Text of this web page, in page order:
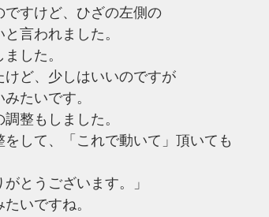
ですけど、ひざの左側の
言われました。
した。
ど、少しはいいのですが
たいです。
整もしました。
して、「これで動いて」頂いても
とうございます。」
いですね。